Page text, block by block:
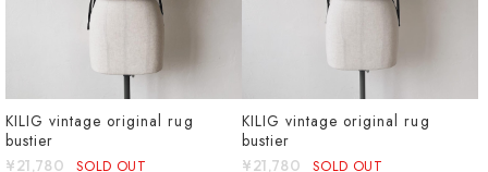
KILIG vintage original rug
bustier
¥21,780 SOLD OUT
KILIG vintage original rug
bustier
¥21,780 SOLD OUT